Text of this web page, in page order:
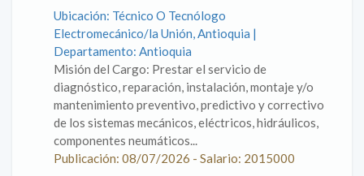
Ubicación: Técnico O Tecnólogo
Electromecánico/la Unión, Antioquia |
Departamento: Antioquia
Misión del Cargo: Prestar el servicio de
diagnóstico, reparación, instalación, montaje y/o
mantenimiento preventivo, predictivo y correctivo
de los sistemas mecánicos, eléctricos, hidráulicos,
componentes neumáticos...
Publicación: 08/07/2026 - Salario: 2015000